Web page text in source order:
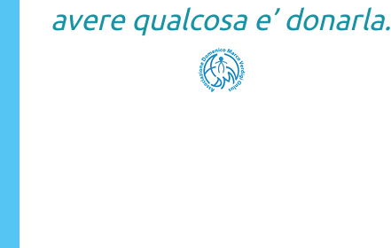
avere qualcosa e’ donarla.